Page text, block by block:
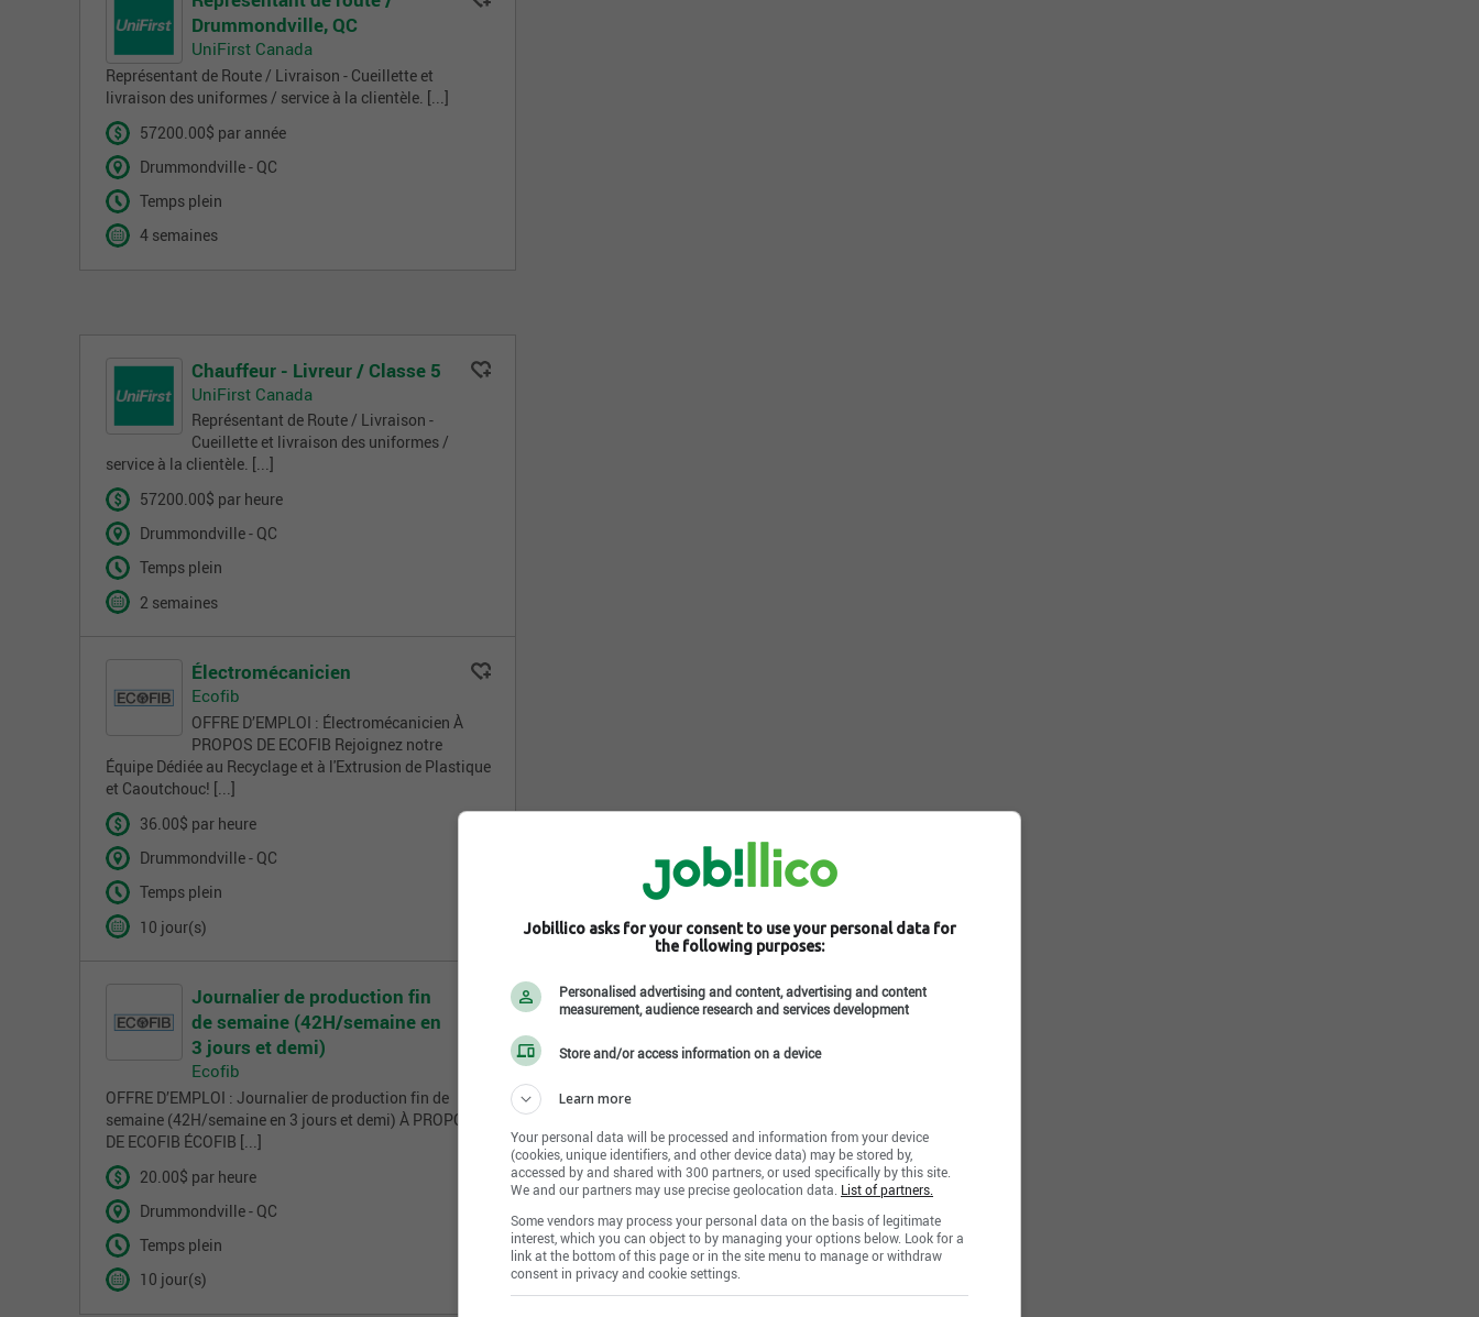
Drummondville, QC
UniFirst Canada
Représentant de Route / Livraison - Cueillette et
livraison des uniformes / service à la clientèle. [...]
57200.00$ par année
Drummondville - QC
Temps plein
4 semaines
Chauffeur - Livreur / Classe 5
UniFirst Canada
Représentant de Route / Livraison -
Cueillette et livraison des uniformes /
service à la clientèle. [...]
57200.00$ par heure
Drummondville - QC
Temps plein
2 semaines
Électromécanicien
Ecofib
OFFRE D’EMPLOI : Électromécanicien À
PROPOS DE ECOFIB Rejoignez notre
Équipe Dédiée au Recyclage et à l'Extrusion de Plastique
et Caoutchouc! [...]
36.00$ par heure
Drummondville - QC
Temps plein
10 jour(s)
Journalier de production fin
de semaine (42H/semaine en
3 jours et demi)
Ecofib
OFFRE D’EMPLOI : Journalier de production fin de
semaine (42H/semaine en 3 jours et demi) À PROPOS
DE ECOFIB ÉCOFIB [...]
20.00$ par heure
Drummondville - QC
Temps plein
10 jour(s)
Jobillico asks for your consent to use your personal data for
the following purposes:
Personalised advertising and content, advertising and content
measurement, audience research and services development
Store and/or access information on a device
Learn more
Your personal data will be processed and information from your device
(cookies, unique identifiers, and other device data) may be stored by,
accessed by and shared with 300 partners, or used specifically by this site.
We and our partners may use precise geolocation data. List of partners.
Some vendors may process your personal data on the basis of legitimate
interest, which you can object to by managing your options below. Look for a
link at the bottom of this page or in the site menu to manage or withdraw
consent in privacy and cookie settings.